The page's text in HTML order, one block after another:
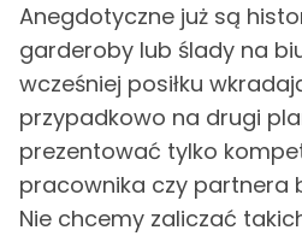
Anegdotyczne już są
garderoby lub ślady na
wcześniej posiłku
przypadkowo na drugi
prezentować tylko
pracownika czy partnera
Nie chcemy zaliczać